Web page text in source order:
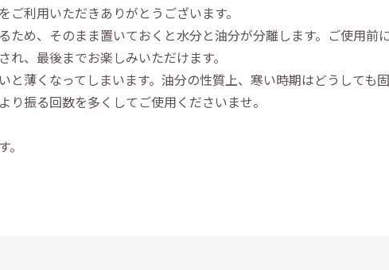
利用いただきありがとうございます。
ため、そのまま置いておくと水分と油分が分離します。ご使用前
、最後までお楽しみいただけます。
と薄くなってしまいます。油分の性質上、寒い時期はどうしても
り振る回数を多くしてご使用くださいませ。